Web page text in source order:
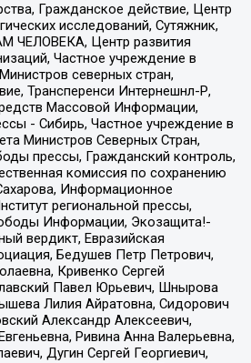
Гражданское действие, Центр
исследований, Сутяжник,
Центр развития
Частное учреждение в
северных стран,
Трансперенси Интернешнл-Р,
Массовой Информации,
- Сибирь, Частное учреждение в
Министров Северных Стран,
прессы, Гражданский контроль,
комиссия по сохранению
Информационное
региональной прессы,
Информации, Экозащита!-
вердикт, Евразийская
Бедушев Петр Петрович,
Кривенко Сергей
Павел Юрьевич, Шнырова
Лилия Айратовна, Сидорович
Александр Алексеевич,
Ривина Анна Валерьевна,
Дугин Сергей Георгиевич,